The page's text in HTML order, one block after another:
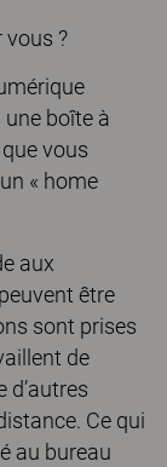
vous ?
boîte à
vous
« home
aux
être
sont prises
de
d’autres
Ce qui
au bureau